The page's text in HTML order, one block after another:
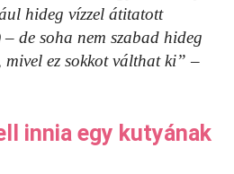
hideg vízzel átitatott
de soha nem szabad hideg
ez sokkot válthat ki” –
innia egy kutyának